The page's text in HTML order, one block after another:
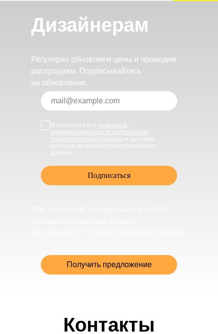
Дизайнерам
Регулярно обновляем цены и проводим
распродажи. Подписывайтесь
на обновления.
Я согласен (-а) с политикой
конфиденциальности в отношении
пользовательских данных и даю свое
согласие на обработку персональных
данных
Подписаться
Получить предложение
Контакты